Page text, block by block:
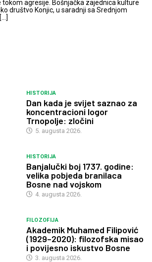
tokom agresije. Bošnjačka zajednica kulture
društvo Konjic, u saradnji sa Srednjom
HISTORIJA
Dan kada je svijet saznao za
koncentracioni logor
Trnopolje: zločini
5. augusta 2026.
HISTORIJA
Banjalučki boj 1737. godine:
velika pobjeda branilaca
Bosne nad vojskom
4. augusta 2026.
FILOZOFIJA
Akademik Muhamed Filipović
(1929–2020): filozofska misao
i povijesno iskustvo Bosne
3. augusta 2026.